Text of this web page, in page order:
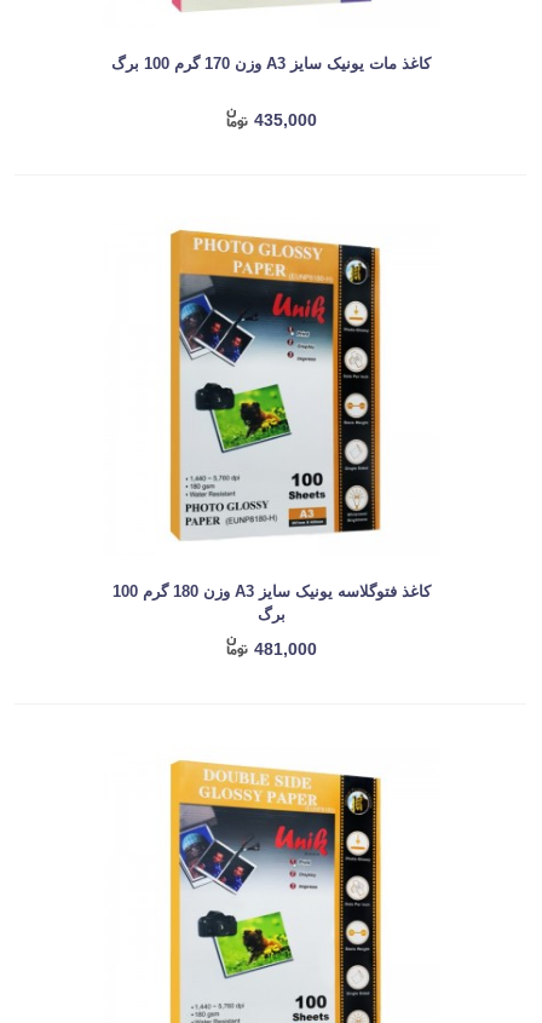
کاغذ مات یونیک سایز A3 وزن 170 گرم 100 برگ
435,000
کاغذ فتوگلاسه یونیک سایز A3 وزن 180 گرم 100
برگ
481,000